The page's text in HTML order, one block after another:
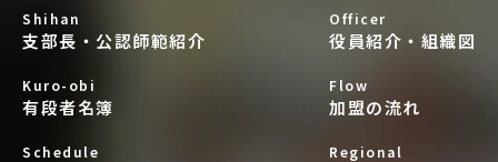
Shihan
支部長・公認師範紹介
Kuro-obi
有段者名簿
Schedule
Officer
役員紹介・組織図
Flow
加盟の流れ
Regional